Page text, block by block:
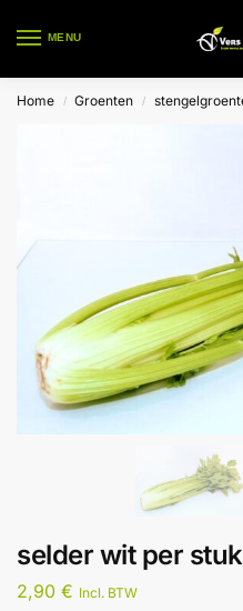
MENU
Home / Groenten /
selder wit per stuk
2,90 € Incl. BTW